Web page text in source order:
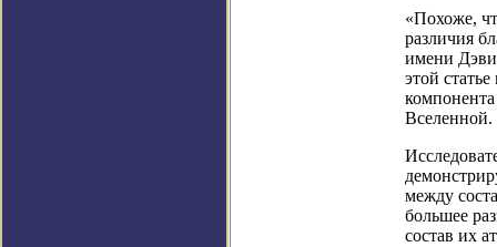
«Похоже,
различия
имени
этой
Вселенной.
между
большее
состав их